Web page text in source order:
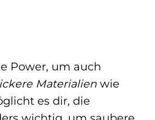
Power, um auch
Materialien wie
es dir, die